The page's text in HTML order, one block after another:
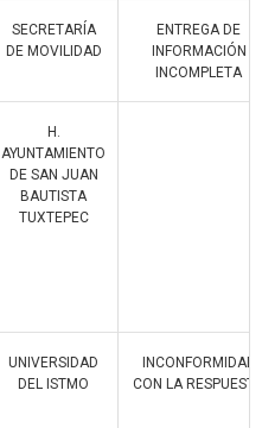
SECRETARÍA
DE MOVILIDAD
ENTREGA DE
INFORMACIÓN
INCOMPLETA
H.
AYUNTAMIENTO
DE SAN JUAN
BAUTISTA
TUXTEPEC
UNIVERSIDAD
DEL ISTMO
INCONFORMIDAD
CON LA